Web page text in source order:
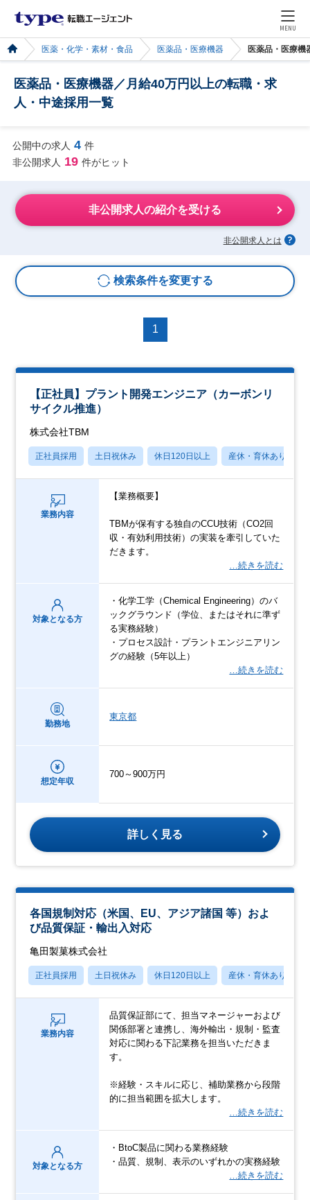
MENU
医薬・化学・素材・食品 医薬品・医療機器 医薬品・医療機
医薬品・医療機器／月給40万円以上の転職・求
人・中途採用一覧
公開中の求人 4 件
非公開求人 19 件がヒット
非公開求人の紹介を受ける
非公開求人とは
検索条件を変更する
1
【正社員】プラント開発エンジニア（カーボンリ
サイクル推進）
株式会社TBM
正社員採用 土日祝休み 休日120日以上 産休・育休あり
業務内容
【業務概要】
TBMが保有する独自のCCU技術（CO2回
収・有効利用技術）の実装を牽引していた
だきます。
…続きを読む
対象となる方
・化学工学（Chemical Engineering）のバ
ックグラウンド（学位、またはそれに準ず
る実務経験）
・プロセス設計・プラントエンジニアリン
グの経験（5年以上）
…続きを読む
勤務地
東京都
想定年収
700～900万円
詳しく見る
各国規制対応（米国、EU、アジア諸国 等）およ
び品質保証・輸出入対応
亀田製菓株式会社
正社員採用 土日祝休み 休日120日以上 産休・育休あり
業務内容
品質保証部にて、担当マネージャーおよび
関係部署と連携し、海外輸出・規制・監査
対応に関わる下記業務を担当いただきま
す。
※経験・スキルに応じ、補助業務から段階
的に担当範囲を拡大します。
…続きを読む
対象となる方
・BtoC製品に関わる業務経験
・品質、規制、表示のいずれかの実務経験
…続きを読む